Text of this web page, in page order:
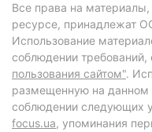
Все права на
ресурсе, принадлежат
Использование
соблюдении требований,
пользования сайтом".
размещенную на данном
соблюдении следующих
focus.ua, упоминания